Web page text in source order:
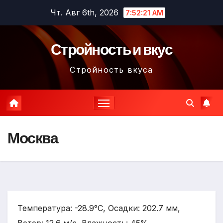
содержимому
Чт. Авг 6th, 2026 7:52:22 AM
Стройность и вкус
Стройность вкуса
Москва
Температура: -28.9°C, Осадки: 202.7 мм,